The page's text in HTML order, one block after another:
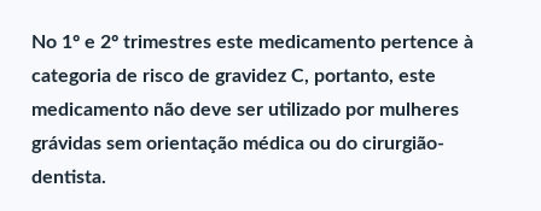
No 1º e 2º trimestres este medicamento pertence à
categoria de risco de gravidez C, portanto, este
medicamento não deve ser utilizado por mulheres
grávidas sem orientação médica ou do cirurgião-
dentista.